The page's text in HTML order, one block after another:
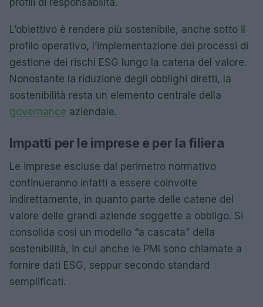
profili di responsabilità.
L’obiettivo è rendere più sostenibile, anche sotto il
profilo operativo, l’implementazione dei processi di
gestione dei rischi ESG lungo la catena del valore.
Nonostante la riduzione degli obblighi diretti, la
sostenibilità resta un elemento centrale della
governance aziendale.
Impatti per le imprese e per la filiera
Le imprese escluse dal perimetro normativo
continueranno infatti a essere coinvolte
indirettamente, in quanto parte delle catene del
valore delle grandi aziende soggette a obbligo. Si
consolida così un modello “a cascata” della
sostenibilità, in cui anche le PMI sono chiamate a
fornire dati ESG, seppur secondo standard
semplificati.